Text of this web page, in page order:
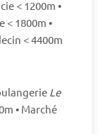
< 1200m •
< 1800m •
< 4400m
Le
• Marché